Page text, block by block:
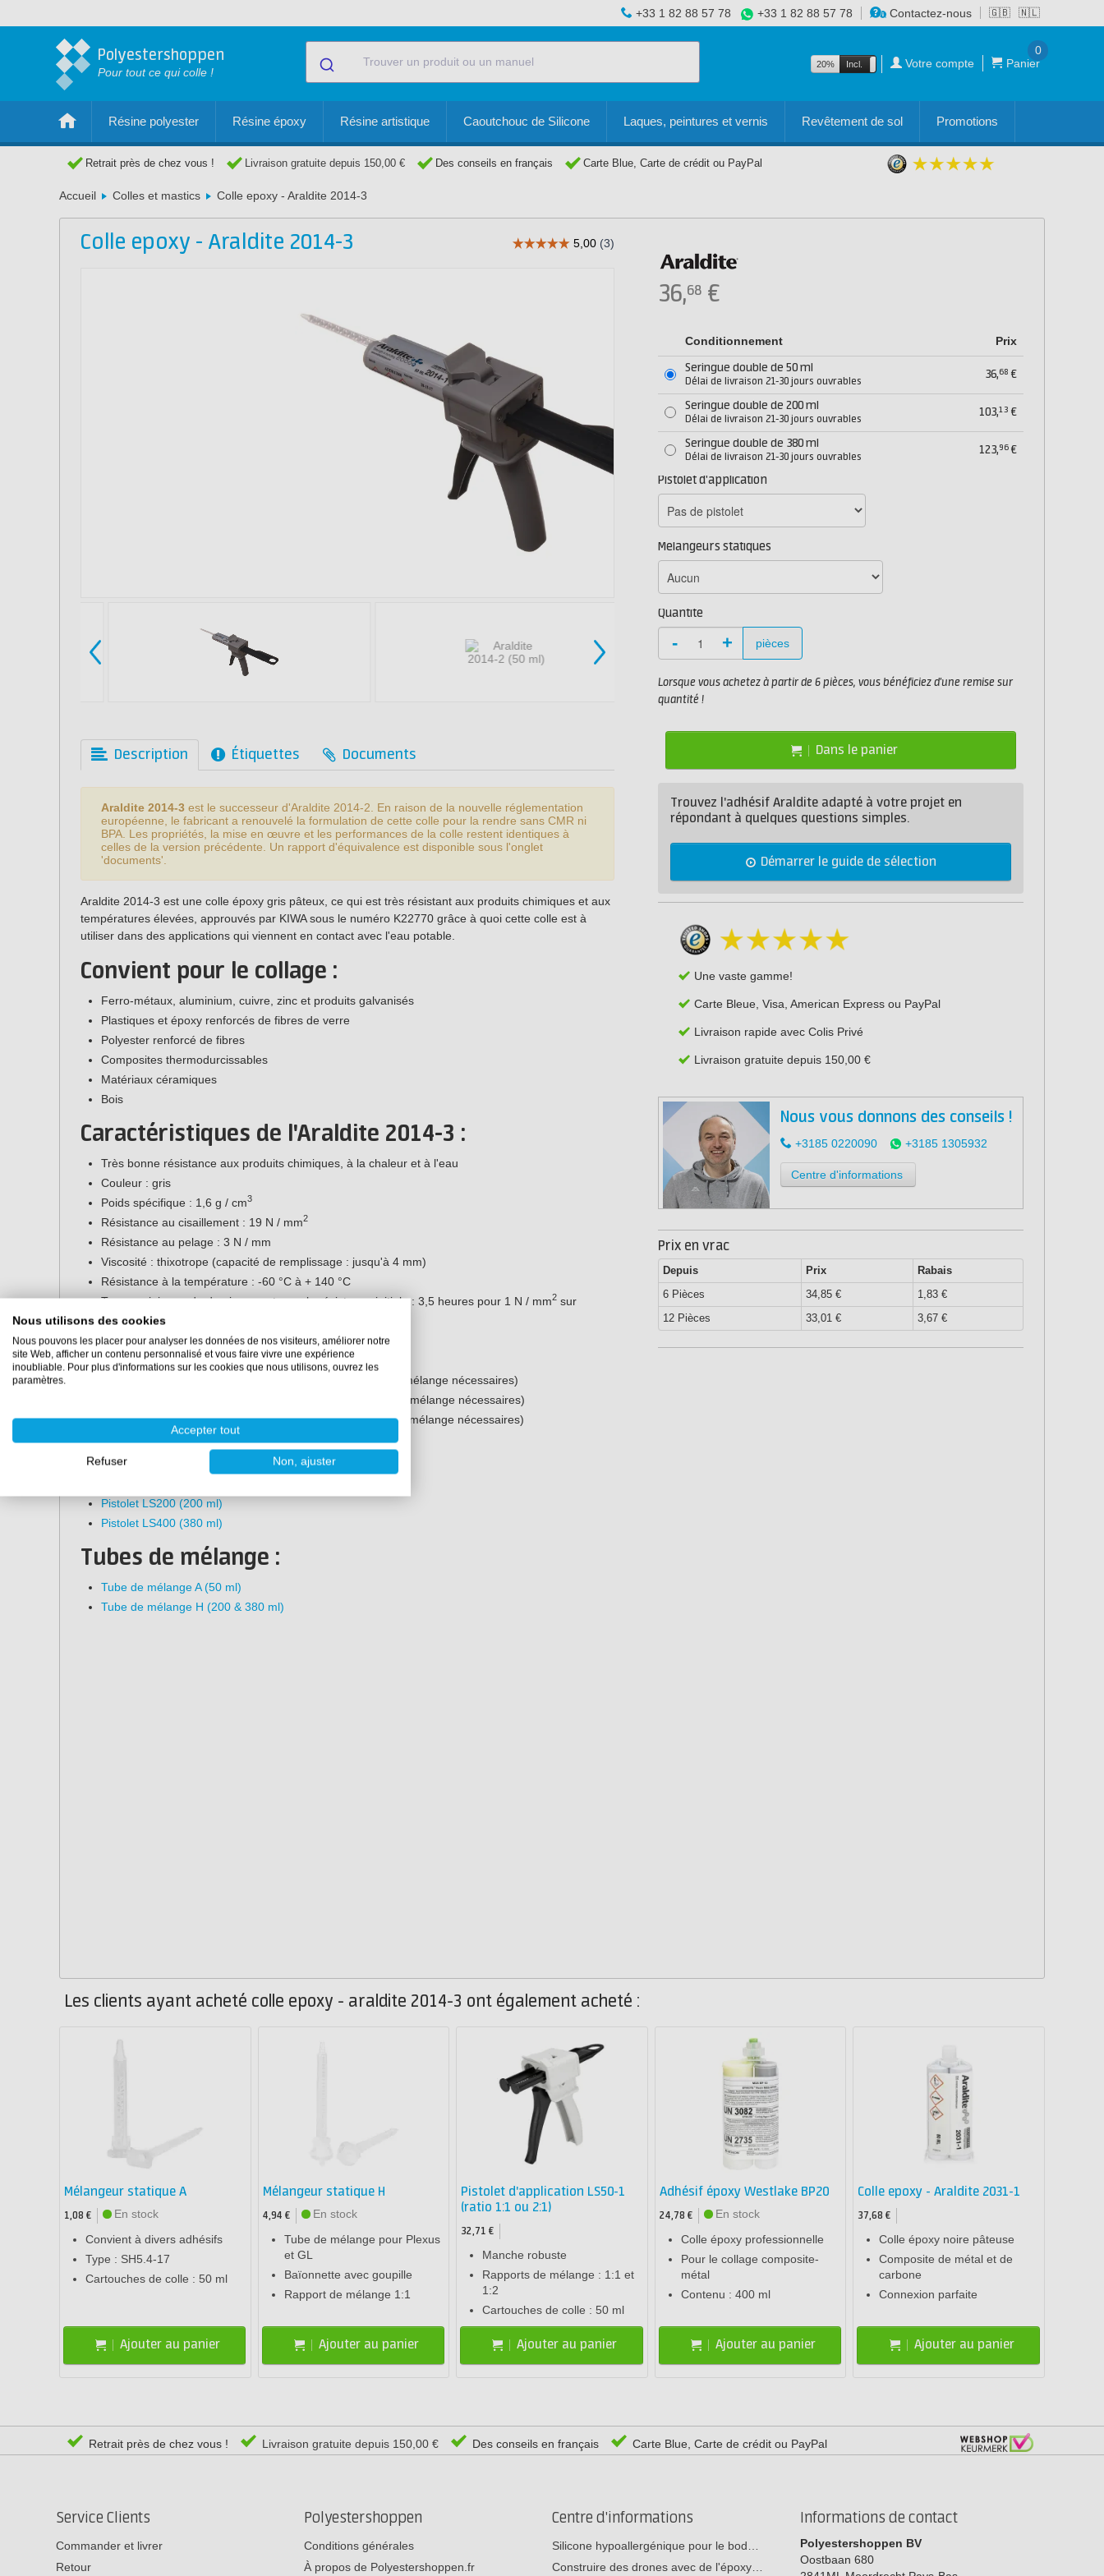
🇬🇧 🇳🇱
+33 1 82 88 57 78 +33 1 82 88 57 78 Contactez-nous
Polyestershoppen
Pour tout ce qui colle !
20% Incl. Excl. Votre compte Panier
0
Résine polyester Résine époxy Résine artistique Caoutchouc de Silicone Laques, peintures et vernis Revêtement de sol Promotions
Retrait près de chez vous ! Livraison gratuite depuis 150,00 € Des conseils en français Carte Blue, Carte de crédit ou PayPal
Accueil Colles et mastics Colle epoxy - Araldite 2014-3
Colle epoxy - Araldite 2014-3
Description Étiquettes Documents
Araldite 2014-3 est le successeur d'Araldite 2014-2. En raison de la nouvelle réglementation
européenne, le fabricant a renouvelé la formulation de cette colle pour la rendre sans CMR ni
BPA. Les propriétés, la mise en œuvre et les performances de la colle restent identiques à
celles de la version précédente. Un rapport d'équivalence est disponible sous l'onglet
'documents'.
Araldite 2014-3 est une colle époxy gris pâteux, ce qui est très résistant aux produits chimiques et aux
températures élevées, approuvés par KIWA sous le numéro K22770 grâce à quoi cette colle est à
utiliser dans des applications qui viennent en contact avec l'eau potable.
Convient pour le collage :
Ferro-métaux, aluminium, cuivre, zinc et produits galvanisés
Plastiques et époxy renforcés de fibres de verre
Polyester renforcé de fibres
Composites thermodurcissables
Matériaux céramiques
Bois
Caractéristiques de l'Araldite 2014-3 :
Très bonne résistance aux produits chimiques, à la chaleur et à l'eau
Couleur : gris
Poids spécifique : 1,6 g / cm3
Résistance au cisaillement : 19 N / mm2
Résistance au pelage : 3 N / mm
Viscosité : thixotrope (capacité de remplissage : jusqu'à 4 mm)
Résistance à la température : -60 °C à + 140 °C
Temps minimum de durcissement pour la résistance initiale : 3,5 heures pour 1 N / mm2 sur
l'aluminium à 23 °C
Emballage :
Cartouche double 50 ml (pistolet d'application et tubes de mélange nécessaires)
Cartouche double 200 ml (pistolet d'application et tubes de mélange nécessaires)
Double cartouche 380 ml (pistolet d'application et tubes de mélange nécessaires)
Pistolet d'application :
Pistolet LS200 (200 ml)
Pistolet LS400 (380 ml)
Tubes de mélange :
Tube de mélange A (50 ml)
Tube de mélange H (200 & 380 ml)
36,68 €
Conditionnement Prix
Seringue double de 50 ml
Délai de livraison 21-30 jours ouvrables
36,68 €
Seringue double de 200 ml
Délai de livraison 21-30 jours ouvrables
103,13 €
Seringue double de 380 ml
Délai de livraison 21-30 jours ouvrables
123,96 €
Pistolet d'application
Mélangeurs statiques
Quantité
- + pièces
Lorsque vous achetez à partir de 6 pièces, vous bénéficiez d'une remise sur
quantité !
Dans le panier
Trouvez l'adhésif Araldite adapté à votre projet en
répondant à quelques questions simples.
Démarrer le guide de sélection
Une vaste gamme!
Carte Bleue, Visa, American Express ou PayPal
Livraison rapide avec Colis Privé
Livraison gratuite depuis 150,00 €
Nous vous donnons des conseils !
+3185 0220090 +3185 1305932
Centre d'informations
Prix en vrac
Depuis Prix
Rabais
6 Pièces
34,85 €
1,83 €
12 Pièces
33,01 € 3,67 €
Les clients ayant acheté colle epoxy - araldite 2014-3 ont également acheté :
Mélangeur statique A
1,08 €
En stock
Convient à divers adhésifs
Type : SH5.4-17
Cartouches de colle : 50 ml
Ajouter au panier
Mélangeur statique H
4,94 €
En stock
Tube de mélange pour Plexus
et GL
Baïonnette avec goupille
Rapport de mélange 1:1
Ajouter au panier
Pistolet d'application LS50-1
(ratio 1:1 ou 2:1)
32,71 €
Manche robuste
Rapports de mélange : 1:1 et
1:2
Cartouches de colle : 50 ml
Ajouter au panier
Adhésif époxy Westlake BP20
24,78 €
En stock
Colle époxy professionnelle
Pour le collage composite-
métal
Contenu : 400 ml
Ajouter au panier
Colle epoxy - Araldite 2031-1
37,68 €
Colle époxy noire pâteuse
Composite de métal et de
carbone
Connexion parfaite
Ajouter au panier
Retrait près de chez vous ! Livraison gratuite depuis 150,00 € Des conseils en français Carte Blue, Carte de crédit ou PayPal
Service Clients
Commander et livrer
Retour
Polyestershoppen
Conditions générales
À propos de Polyestershoppen.fr
Centre d'informations
Silicone hypoallergénique pour le bod…
Construire des drones avec de l'époxy…
Informations de contact
Polyestershoppen BV
Oostbaan 680
Nous utilisons des cookies
Nous pouvons les placer pour analyser les données de nos visiteurs, améliorer notre
site Web, afficher un contenu personnalisé et vous faire vivre une expérience
inoubliable. Pour plus d'informations sur les cookies que nous utilisons, ouvrez les
paramètres.
Accepter tout
Refuser Non, ajuster